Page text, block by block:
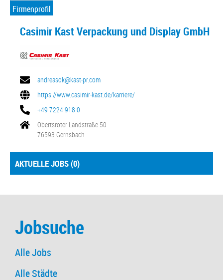
Firmenprofil
Casimir Kast Verpackung und Display GmbH
andreasok@kast-pr.com
https://www.casimir-kast.de/karriere/
+49 7224 918 0
Obertsroter Landstraße 50
76593 Gernsbach
AKTUELLE JOBS (0)
Jobsuche
Alle Jobs
Alle Städte